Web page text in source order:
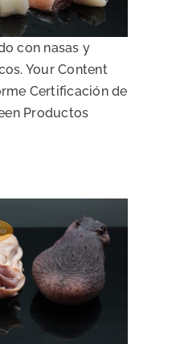
con nasas y
Your Content
Certificación de
Productos
de Pulpo